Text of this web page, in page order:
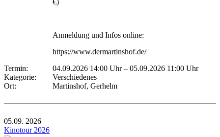
€)
Anmeldung und Infos online:
https://www.dermartinshof.de/
Termin:
04.09.2026 14:00 Uhr– 05.09.2026 11:00 Uhr
Kategorie:
Verschiedenes
Ort:
Martinshof, Gerhelm
05.09. 2026
Kinotour 2026